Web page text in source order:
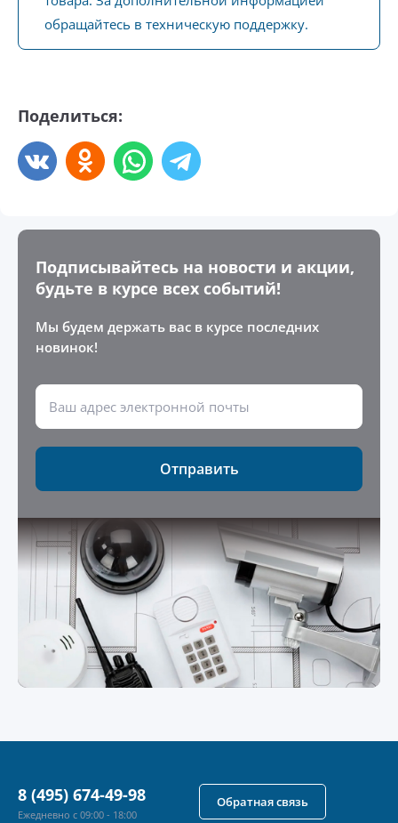
обращайтесь в техническую поддержку.
Поделиться:
Подписывайтесь на новости и акции,
будьте в курсе всех событий!
Мы будем держать вас в курсе последних
новинок!
Отправить
8 (495) 674-49-98
Ежедневно с 09:00 - 18:00
Обратная связь